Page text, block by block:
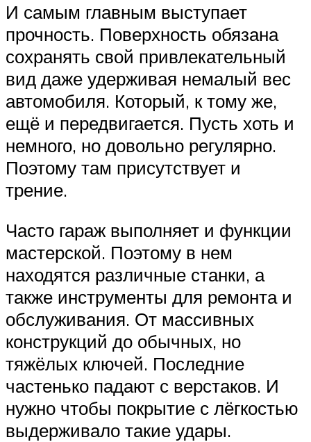
И самым главным выступает
прочность. Поверхность обязана
сохранять свой привлекательный
вид даже удерживая немалый вес
автомобиля. Который, к тому же,
ещё и передвигается. Пусть хоть и
немного, но довольно регулярно.
Поэтому там присутствует и
трение.
Часто гараж выполняет и функции
мастерской. Поэтому в нем
находятся различные станки, а
также инструменты для ремонта и
обслуживания. От массивных
конструкций до обычных, но
тяжёлых ключей. Последние
частенько падают с верстаков. И
нужно чтобы покрытие с лёгкостью
выдерживало такие удары.